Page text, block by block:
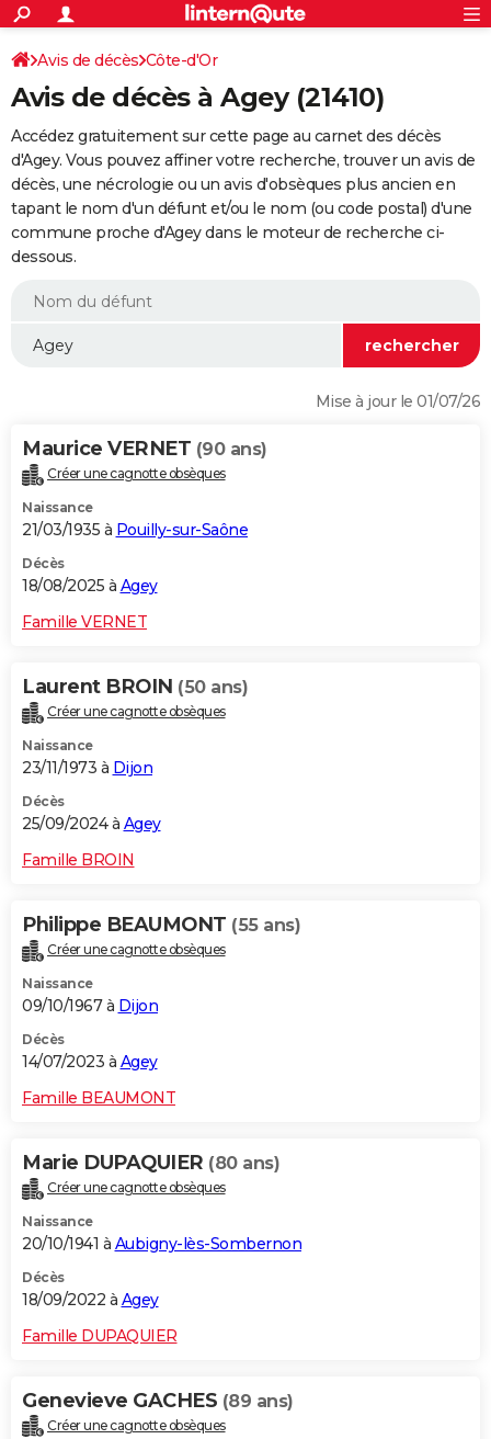
ACTUALITÉS
Politique
Société
Faits Divers
Education
Monde
Villes
+
SPORT
Coupe du monde 2026
Football
Tennis
Cyclisme
Rugby
Forum
Programme TV
TNT
Streaming
Cinéma
Sorties cinéma
Musique
+
FINANCE
Retraite
Epargne
Immobilier
Risques naturels par ville
Assurance
AUTO
Essais
Réserver un essai
Citadines
Berlines
SUV
Forum auto
+
HIGH-TECH
BRICOLAGE
WEEK-END
Alimentation
Guide de la santé
Maladies
Médicaments
Sommeil
VOYAGE
Destinations
City break
Voyage nature
Voyage de noces
Forum
Climat
+PHOTO
GUIDES D'ACHAT
Carte de Noël
Carte Bonne année
Carte Saint-Valentin
Carte Pâques
Carte d'anniversaire
DICTIONNAIRE
Dictionnaire
Biographies
Citations
Expressions
Proverbes
PROGRAMME TV
S'inscrire
Se connecter
Lycées
Collèges
Primaires
Universités
Entreprises
Service militaire
Avis de recherche
AVIS DE DÉCÈS
FORUM
Bricolage
Lifestyle
Culture
Sport
Auto
Television
Voyage
Cinema
Connexion
Avis de décès Côte-d'Or
Avis de décès à Agey (21410)
Accédez gratuitement sur cette page au carnet des décès
d'Agey. Vous pouvez affiner votre recherche, trouver un avis de
décès, une nécrologie ou un avis d'obsèques plus ancien en
tapant le nom d'un défunt et/ou le nom (ou code postal) d'une
commune proche d'Agey dans le moteur de recherche ci-
dessous.
Mise à jour le 01/07/26
Maurice VERNET (90 ans)
Créer une cagnotte obsèques
Naissance
21/03/1935 à Pouilly-sur-Saône
Décès
18/08/2025 à Agey
Famille VERNET
Laurent BROIN (50 ans)
Créer une cagnotte obsèques
Naissance
23/11/1973 à Dijon
Décès
25/09/2024 à Agey
Famille BROIN
Philippe BEAUMONT (55 ans)
Créer une cagnotte obsèques
Naissance
09/10/1967 à Dijon
Décès
14/07/2023 à Agey
Famille BEAUMONT
Marie DUPAQUIER (80 ans)
Créer une cagnotte obsèques
Naissance
20/10/1941 à Aubigny-lès-Sombernon
Décès
18/09/2022 à Agey
Famille DUPAQUIER
Genevieve GACHES (89 ans)
Créer une cagnotte obsèques